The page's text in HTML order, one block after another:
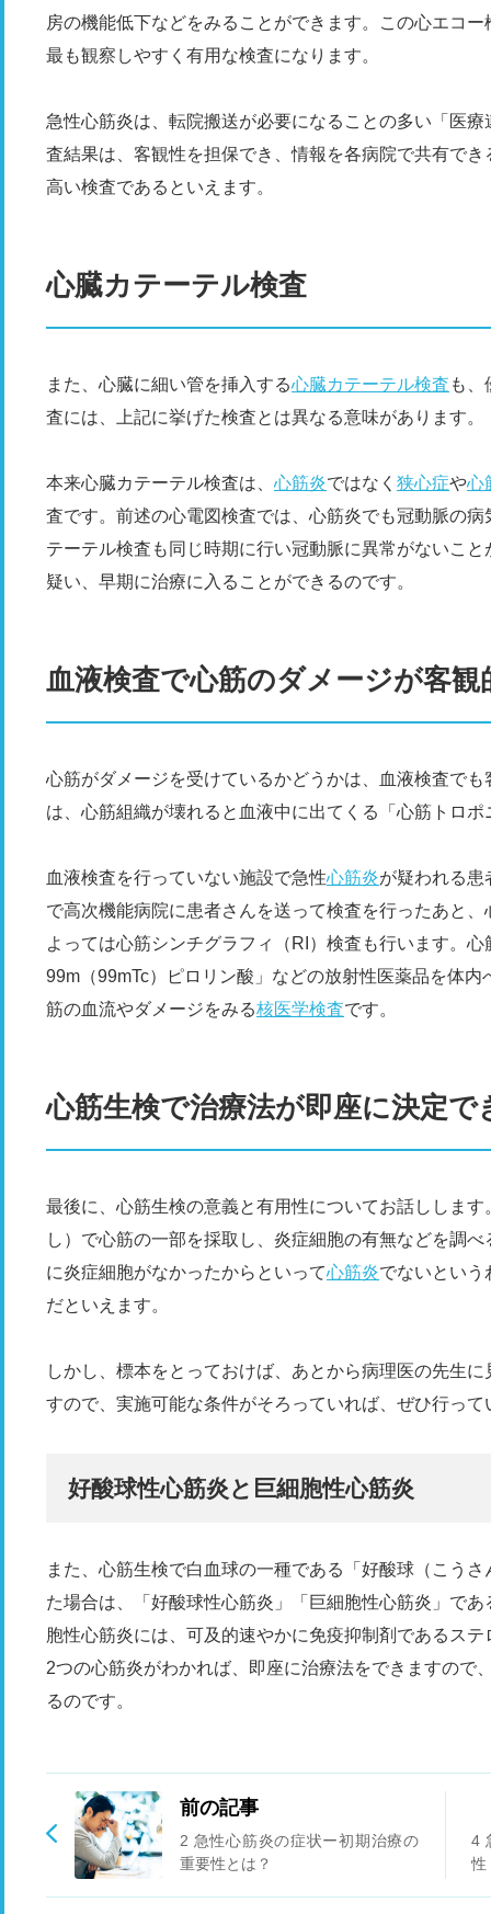
房の機能低下などをみることができます。この心エコ
最も観察しやすく有用な検査になります。
急性心筋炎は、転院搬送が必要になることの多い「医
査結果は、客観性を担保でき、情報を各病院で共有で
高い検査であるといえます。
心臓カテーテル検査
また、心臓に細い管を挿入する心臓カテーテル検査 も、
査には、上記に挙げた検査とは異なる意味があります。
本来心臓カテーテル検査は、 心筋炎ではなく 狭心症や心
査です。前述の心電図検査では、心筋炎でも冠動脈の
テーテル検査も同じ時期に行い冠動脈に異常がないこ
疑い、早期に治療に入ることができるのです。
血液検査で心筋のダメージが客
心筋がダメージを受けているかどうかは、血液検査で
は、心筋組織が壊れると血液中に出てくる「心筋トロ
血液検査を行っていない施設で急性心筋炎が疑われる患
で高次機能病院に患者さんを送って検査を行ったあと
よっては心筋シンチグラフィ（RI）検査も行います。
99m（99mTc）ピロリン酸」などの放射性医薬品を体
筋の血流やダメージをみる核医学検査です。
心筋生検で治療法が即座に決定
最後に、心筋生検の意義と有用性についてお話ししま
し）で心筋の一部を採取し、炎症細胞の有無などを調
に炎症細胞がなかったからといって心筋炎でないという
だといえます。
しかし、標本をとっておけば、あとから病理医の先生
すので、実施可能な条件がそろっていれば、ぜひ行っ
好酸球性心筋炎と巨細胞性心筋炎
また、心筋生検で白血球の一種である「好酸球（こう
た場合は、「好酸球性心筋炎」「巨細胞性心筋炎」で
胞性心筋炎には、可及的速やかに免疫抑制剤であるス
2つの心筋炎がわかれば、即座に治療法をできますので
るのです。
前の記事
2 急性心筋炎の症状ー初期治療の
重要性とは？
4
性